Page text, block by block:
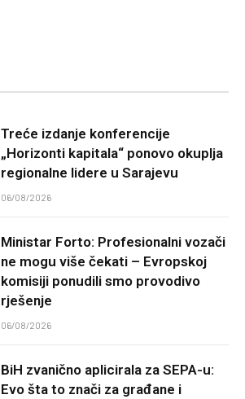
Treće izdanje konferencije
„Horizonti kapitala“ ponovo okuplja
regionalne lidere u Sarajevu
06/08/2026
Ministar Forto: Profesionalni vozači
ne mogu više čekati – Evropskoj
komisiji ponudili smo provodivo
rješenje
06/08/2026
BiH zvanično aplicirala za SEPA-u:
Evo šta to znači za građane i